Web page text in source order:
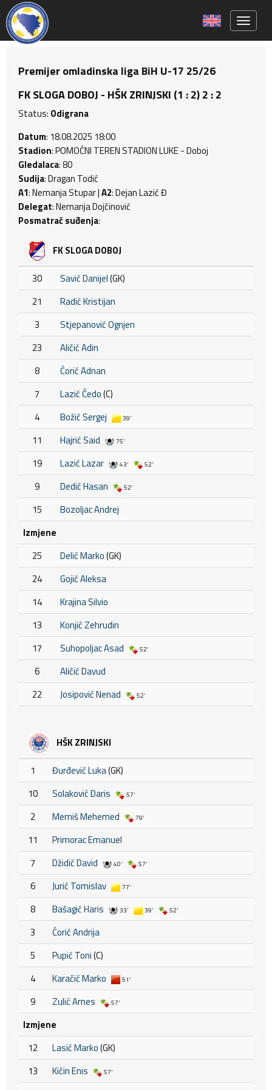
Premijer omladinska liga BiH U-17 25/26
FK SLOGA DOBOJ - HŠK ZRINJSKI (1 : 2) 2 : 2
Status: Odigrana
Datum: 18.08.2025 18:00
Stadion: POMOĆNI TEREN STADION LUKE - Doboj
Gledalaca: 80
Sudija: Dragan Todić
A1: Nemanja Stupar |A2: Dejan Lazić Đ
Delegat: Nemanja Dojčinović
Posmatrač suđenja:
FK SLOGA DOBOJ
30 Savić Danijel(GK)
21
Radić Kristijan
3
Stjepanović Ognjen
23
Aličić Adin
8
Ćorić Adnan
7
Lazić Čedo(C)
4
Božić Sergej 39'
11 Hajrić Said 75'
19 Lazić Lazar 43' 52'
9 Dedić Hasan 52'
15
Bozoljac Andrej
Izmjene
25
Delić Marko(GK)
24
Gojić Aleksa
14
Krajina Silvio
13
Konjić Zehrudin
17
Suhopoljac Asad 52'
6
Aličić Davud
22
Josipović Nenad 52'
HŠK ZRINJSKI
1 Đurđević Luka(GK)
10
Solaković Daris 57'
2 Memiš Mehemed 79'
11
Primorac Emanuel
7
Džidić David 40' 57'
6 Jurić Tomislav 77'
8 Bašagić Haris 33' 39' 52'
3
Ćorić Andrija
5
Pupić Toni(C)
4
Karačić Marko 51'
9 Zulić Arnes 57'
Izmjene
12
Lasić Marko(GK)
13
Kičin Enis 57'